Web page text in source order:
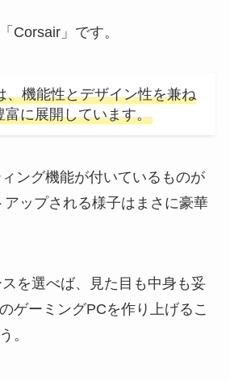
Corsair」です。
、機能性とデザイン性を兼ね
富に展開しています。
ング機能が付いているものが
ップされる様子はまさに豪華
を選べば、見た目も中身も妥
ゲーミングPCを作り上げるこ
。